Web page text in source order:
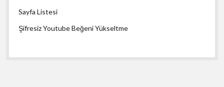
Sayfa Listesi
Şifresiz Youtube Beğeni Yükseltme